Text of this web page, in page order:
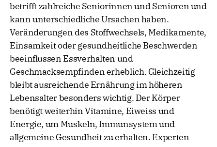
betrifft zahlreiche Seniorinnen und Senioren und
kann unterschiedliche Ursachen haben.
Veränderungen des Stoffwechsels, Medikamente,
Einsamkeit oder gesundheitliche Beschwerden
beeinflussen Essverhalten und
Geschmacksempfinden erheblich. Gleichzeitig
bleibt ausreichende Ernährung im höheren
Lebensalter besonders wichtig. Der Körper
benötigt weiterhin Vitamine, Eiweiss und
Energie, um Muskeln, Immunsystem und
allgemeine Gesundheit zu erhalten. Experten